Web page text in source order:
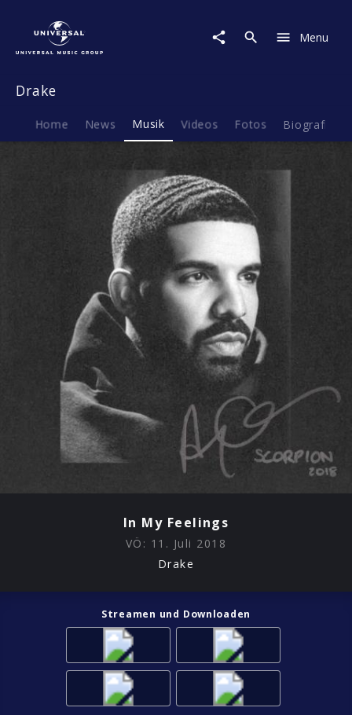
My
Menu
Drake
Home News Musik Videos Fotos Biografie
In My Feelings
VÖ: 11. Juli 2018
Drake
Streamen und Downloaden